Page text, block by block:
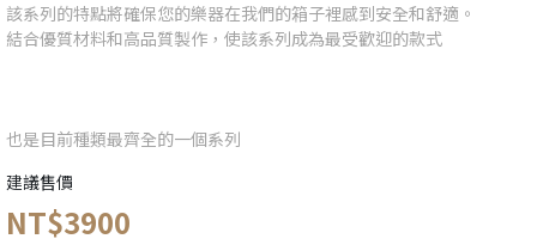
該系列的特點將確保您的樂器在我們的箱子裡感到安全和舒適。
結合優質材料和高品質製作，使該系列成為最受歡迎的款式
也是目前種類最齊全的一個系列
建議售價
NT$3900